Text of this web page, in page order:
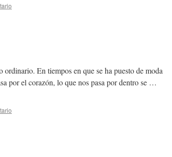
En tiempos en que se ha puesto de moda
por el corazón, lo que nos pasa por dentro se …